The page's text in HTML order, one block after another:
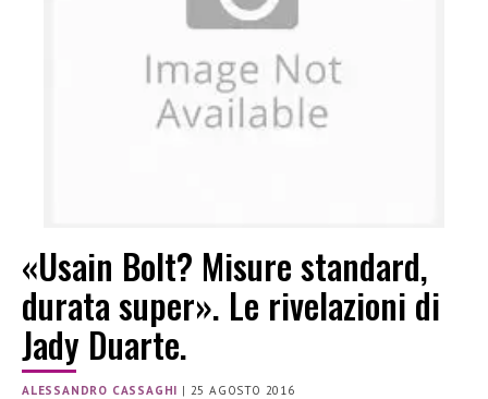
«Usain Bolt? Misure standard,
durata super». Le rivelazioni di
Jady Duarte.
ALESSANDRO CASSAGHI | 25 AGOSTO 2016